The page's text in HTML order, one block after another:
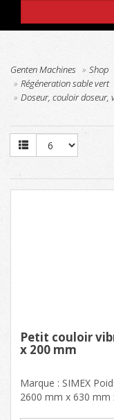
Genten Machines Shop
Régéneration sable vert
Doseur, couloir doseur,
Petit couloir
x 200 mm
Marque : SIMEX
2600 mm x 630 mm